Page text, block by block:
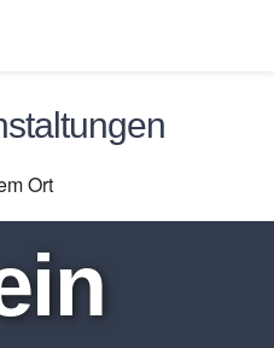
Ort